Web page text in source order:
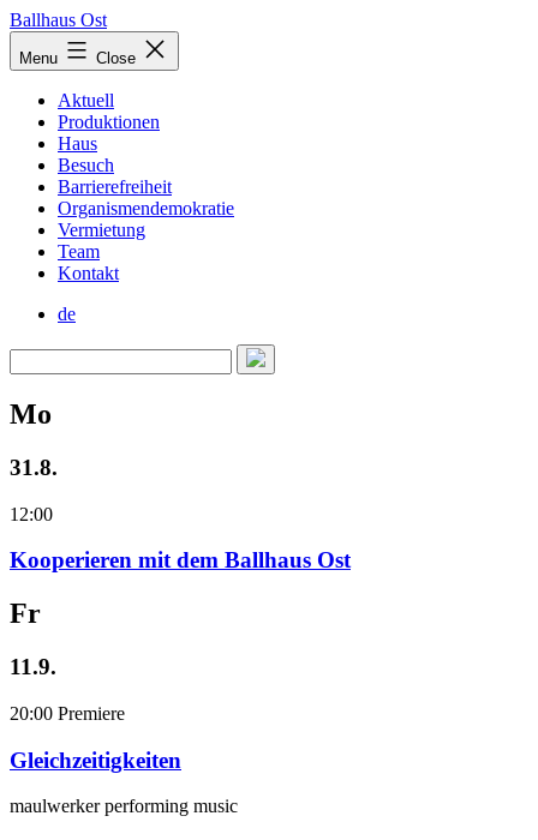
Skip
to
content
Ballhaus Ost
Ballhaus
Ost
Menu Close
Aktuell
Produktionen
Haus
Besuch
Barrierefreiheit
Organismendemokratie
Vermietung
Team
Kontakt
de
Mo
31.8.
12:00
Kooperieren mit dem Ballhaus Ost
Fr
11.9.
20:00 Premiere
Gleichzeitigkeiten
maulwerker performing music